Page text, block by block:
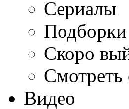
Сериалы
Подборки
Скоро
Смотреть
Видео